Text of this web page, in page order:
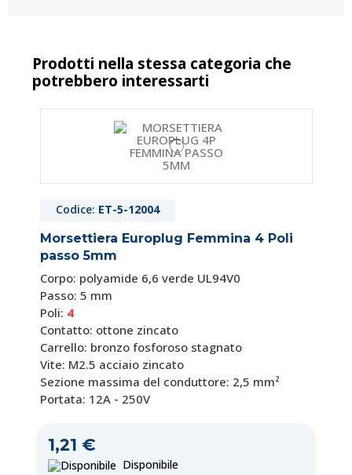
Prodotti nella stessa categoria che
potrebbero interessarti
Codice: ET-5-12004
Morsettiera Europlug Femmina 4 Poli
passo 5mm
Corpo: polyamide 6,6 verde UL94V0
Passo: 5 mm
Poli: 4
Contatto: ottone zincato
Carrello: bronzo fosforoso stagnato
Vite: M2.5 acciaio zincato
Sezione massima del conduttore: 2,5 mm²
Portata: 12A - 250V
1,21 €
Disponibile